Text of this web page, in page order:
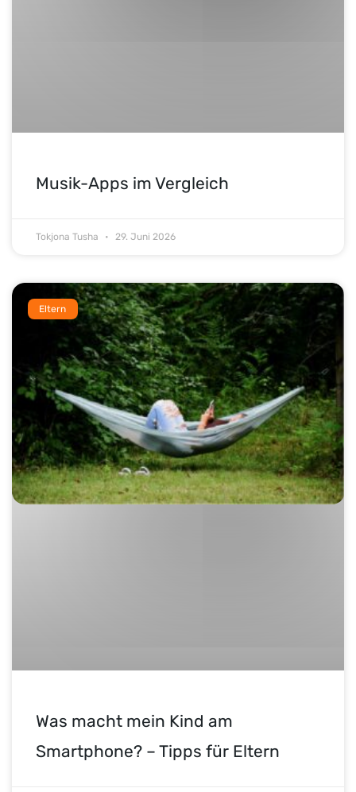
Musik-Apps im Vergleich
Tokjona Tusha 29. Juni 2026
Eltern
Was macht mein Kind am
Smartphone? – Tipps für Eltern